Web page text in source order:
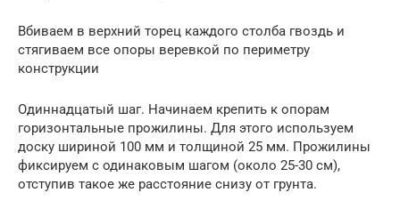
Вбиваем в верхний торец каждого столба гвоздь и
стягиваем все опоры веревкой по периметру
конструкции
Одиннадцатый шаг. Начинаем крепить к опорам
горизонтальные прожилины. Для этого используем
доску шириной 100 мм и толщиной 25 мм. Прожилины
фиксируем с одинаковым шагом (около 25-30 см),
отступив такое же расстояние снизу от грунта.